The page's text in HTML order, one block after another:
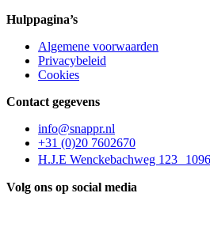
Hulppagina’s
Algemene voorwaarden
Privacybeleid
Cookies
Contact gegevens
info@snappr.nl
+31 (0)20 7602670
H.J.E Wenckebachweg 123
Volg ons op social media